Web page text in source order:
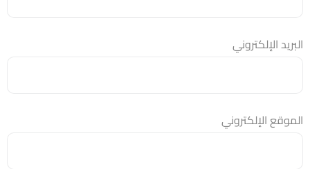
البريد الإلكتروني
الموقع الإلكتروني